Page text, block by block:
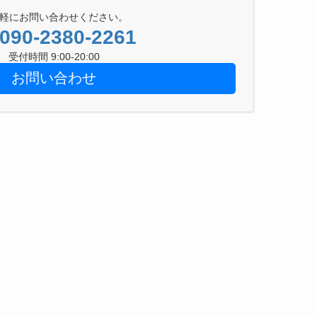
にお問い合わせください。
2380-2261
受付時間 9:00-20:00
お問い合わせ